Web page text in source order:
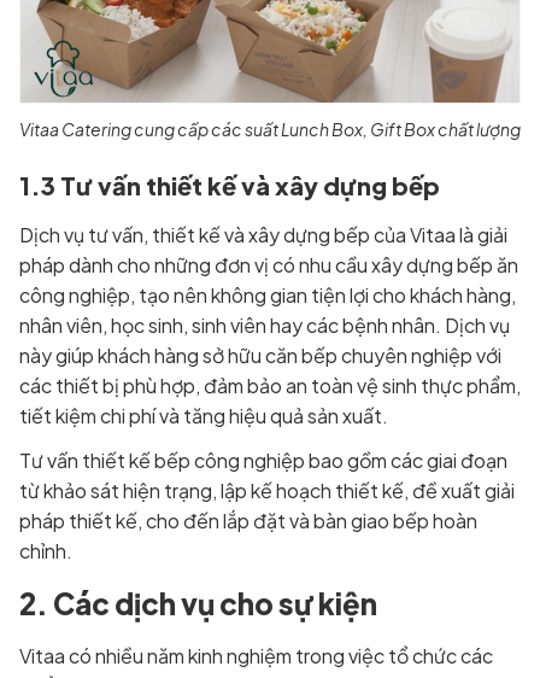
Vitaa Catering cung cấp các suất Lunch Box, Gift Box chất lượng
1.3 Tư vấn thiết kế và xây dựng bếp
Dịch vụ tư vấn, thiết kế và xây dựng bếp của Vitaa là giải
pháp dành cho những đơn vị có nhu cầu xây dựng bếp ăn
công nghiệp, tạo nên không gian tiện lợi cho khách hàng,
nhân viên, học sinh, sinh viên hay các bệnh nhân. Dịch vụ
này giúp khách hàng sở hữu căn bếp chuyên nghiệp với
các thiết bị phù hợp, đảm bảo an toàn vệ sinh thực phẩm,
tiết kiệm chi phí và tăng hiệu quả sản xuất.
Tư vấn thiết kế bếp công nghiệp bao gồm các giai đoạn
từ khảo sát hiện trạng, lập kế hoạch thiết kế, đề xuất giải
pháp thiết kế, cho đến lắp đặt và bàn giao bếp hoàn
chỉnh.
2. Các dịch vụ cho sự kiện
Vitaa có nhiều năm kinh nghiệm trong việc tổ chức các